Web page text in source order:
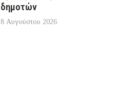
δημοτών
8 Αυγούστου 2026